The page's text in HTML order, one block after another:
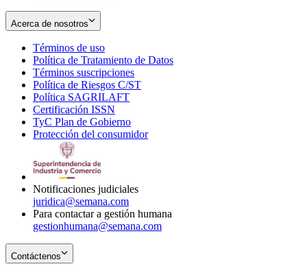
Acerca de nosotros
Términos de uso
in
new
window
Política de Tratamiento de Datos
Términos suscripciones
in
Política de Riesgos C/ST
Política SAGRILAFT
new
window
Certificación ISSN
in
new
TyC Plan de Gobierno
in
Protección del consumidorOpens
Notificaciones judiciales
juridica@semana.com
Para contactar a gestión humana
gestionhumana@semana.com
Contáctenos